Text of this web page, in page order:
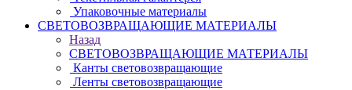
Упаковочные материалы
СВЕТОВОЗВРАЩАЮЩИЕ МАТЕРИАЛЫ
Назад
СВЕТОВОЗВРАЩАЮЩИЕ МАТЕРИАЛЫ
Канты световозвращающие
Ленты световозвращающие